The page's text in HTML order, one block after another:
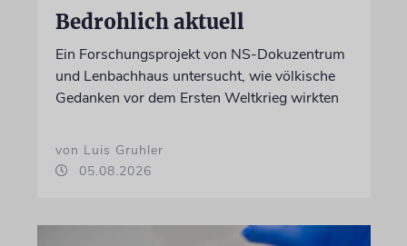
Bedrohlich aktuell
Ein Forschungsprojekt von NS-Dokuzentrum
und Lenbachhaus untersucht, wie völkische
Gedanken vor dem Ersten Weltkrieg wirkten
von Luis Gruhler
05.08.2026